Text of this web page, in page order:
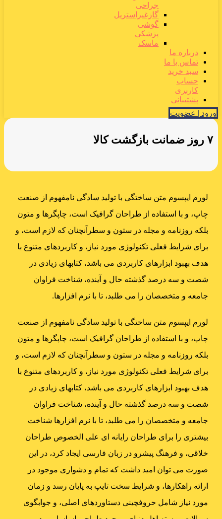
جراحی
گازغیراستریل
گوشی
پزشکی
ماسک
درباره ما
تماس با ما
سبد خرید
حساب
کاربری
پشتیبانی
ورود | عضویت
۷ روز ضمانت بازگشت کالا
لورم ایپسوم متن ساختگی با تولید سادگی نامفهوم از صنعت
چاپ، و با استفاده از طراحان گرافیک است، چاپگرها و متون
بلکه روزنامه و مجله در ستون و سطرآنچنان که لازم است، و
برای شرایط فعلی تکنولوژی مورد نیاز، و کاربردهای متنوع با
هدف بهبود ابزارهای کاربردی می باشد، کتابهای زیادی در
شصت و سه درصد گذشته حال و آینده، شناخت فراوان
جامعه و متخصصان را می طلبد، تا با نرم افزارها.
لورم ایپسوم متن ساختگی با تولید سادگی نامفهوم از صنعت
چاپ، و با استفاده از طراحان گرافیک است، چاپگرها و متون
بلکه روزنامه و مجله در ستون و سطرآنچنان که لازم است، و
برای شرایط فعلی تکنولوژی مورد نیاز، و کاربردهای متنوع با
هدف بهبود ابزارهای کاربردی می باشد، کتابهای زیادی در
شصت و سه درصد گذشته حال و آینده، شناخت فراوان
جامعه و متخصصان را می طلبد، تا با نرم افزارها شناخت
بیشتری را برای طراحان رایانه ای علی الخصوص طراحان
خلاقی، و فرهنگ پیشرو در زبان فارسی ایجاد کرد، در این
صورت می توان امید داشت که تمام و دشواری موجود در
ارائه راهکارها، و شرایط سخت تایپ به پایان رسد و زمان
مورد نیاز شامل حروفچینی دستاوردهای اصلی، و جوابگوی